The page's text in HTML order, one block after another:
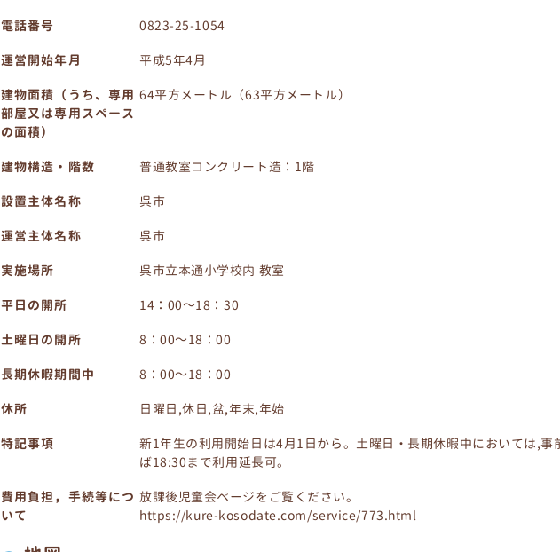
電話番号 0823-25-1054
運営開始年月 平成5年4月
建物面積（うち、専用
部屋又は専用スペース
の面積）
64平方メートル（63平方メートル）
建物構造・階数 普通教室コンクリート造：1階
設置主体名称 呉市
運営主体名称 呉市
実施場所 呉市立本通小学校内 教室
平日の開所 14：00～18：30
土曜日の開所 8：00～18：00
長期休暇期間中 8：00～18：00
休所 日曜日,休日,盆,年末,年始
特記事項
新1年生の利用開始日は4月1日から。土曜日・長期休暇中においては,事
ば18:30まで利用延長可。
費用負担，手続等につ
いて
放課後児童会ページをご覧ください。
https://kure-kosodate.com/service/773.html